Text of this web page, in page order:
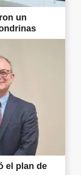
un
el plan de